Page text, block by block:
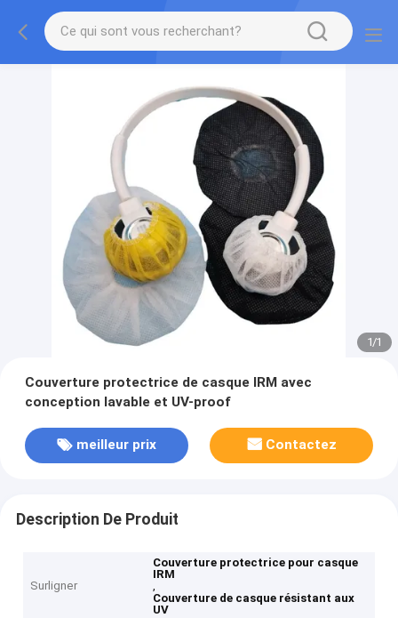
1/1
Couverture protectrice de casque IRM avec
conception lavable et UV-proof
meilleur prix Contactez
Description De Produit
Surligner
Couverture protectrice pour casque
IRM
,
Couverture de casque résistant aux
UV